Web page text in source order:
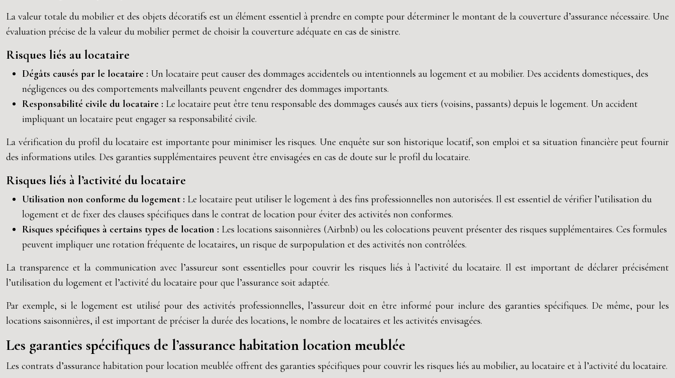
La valeur totale du mobilier et des objets décoratifs est un élément essentiel à prendre en compte pour déterminer le montant de la couverture d’assurance nécessaire. Une
évaluation précise de la valeur du mobilier permet de choisir la couverture adéquate en cas de sinistre.
Risques liés au locataire
Dégâts causés par le locataire : Un locataire peut causer des dommages accidentels ou intentionnels au logement et au mobilier. Des accidents domestiques, des
négligences ou des comportements malveillants peuvent engendrer des dommages importants.
Responsabilité civile du locataire : Le locataire peut être tenu responsable des dommages causés aux tiers (voisins, passants) depuis le logement. Un accident
impliquant un locataire peut engager sa responsabilité civile.
La vérification du profil du locataire est importante pour minimiser les risques. Une enquête sur son historique locatif, son emploi et sa situation financière peut fournir
des informations utiles. Des garanties supplémentaires peuvent être envisagées en cas de doute sur le profil du locataire.
Risques liés à l’activité du locataire
Utilisation non conforme du logement : Le locataire peut utiliser le logement à des fins professionnelles non autorisées. Il est essentiel de vérifier l’utilisation du
logement et de fixer des clauses spécifiques dans le contrat de location pour éviter des activités non conformes.
Risques spécifiques à certains types de location : Les locations saisonnières (Airbnb) ou les colocations peuvent présenter des risques supplémentaires. Ces formules
peuvent impliquer une rotation fréquente de locataires, un risque de surpopulation et des activités non contrôlées.
La transparence et la communication avec l’assureur sont essentielles pour couvrir les risques liés à l’activité du locataire. Il est important de déclarer précisément
l’utilisation du logement et l’activité du locataire pour que l’assurance soit adaptée.
Par exemple, si le logement est utilisé pour des activités professionnelles, l’assureur doit en être informé pour inclure des garanties spécifiques. De même, pour les
locations saisonnières, il est important de préciser la durée des locations, le nombre de locataires et les activités envisagées.
Les garanties spécifiques de l’assurance habitation location meublée
Les contrats d’assurance habitation pour location meublée offrent des garanties spécifiques pour couvrir les risques liés au mobilier, au locataire et à l’activité du locataire.